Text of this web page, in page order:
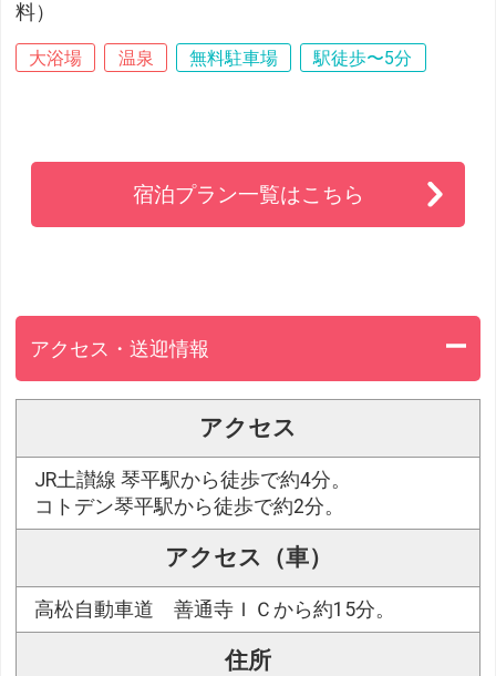
料）
大浴場 温泉 無料駐車場 駅徒歩〜5分
宿泊プラン一覧はこちら
アクセス・送迎情報
アクセス
JR土讃線 琴平駅から徒歩で約4分。
コトデン琴平駅から徒歩で約2分。
アクセス（車）
高松自動車道 善通寺ＩＣから約15分。
住所